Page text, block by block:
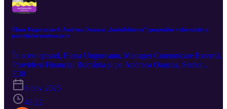
Elena Ungureanu & Andreea Oancea: „Invizibilitatea” grupurilor vulnerabile și
potențialul nedescoperit
În acest episod, Elena Ungureanu, Manager Comunicare Externă,
Provident Financial România și pe Andreea Oancea, Senior
Marketing Manager, OLX Romania, discută despre invizibilitatea
grupurilor vulnerabile, despre potențialul ce rămâne ascuns, despre
responsabilitate și asumare. 🎧 Episod susținut de Provident
Financial România
E30
6 nov 2025
48:22